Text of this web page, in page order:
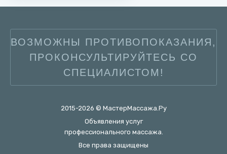
ВОЗМОЖНЫ ПРОТИВОПОКАЗАНИЯ,
ПРОКОНСУЛЬТИРУЙТЕСЬ СО
СПЕЦИАЛИСТОМ!
2015-2026 © МастерМассажа.Ру
Объявления услуг
профессионального массажа.
Все права защищены